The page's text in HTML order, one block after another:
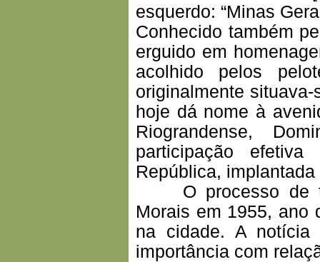
esquerdo: “Minas
Conhecido também
erguido em
acolhido pelos
originalmente
hoje dá nome à
Riograndense,
participação
República,
O processo de
Morais em 1955, ano
na cidade. A notícia
importância com